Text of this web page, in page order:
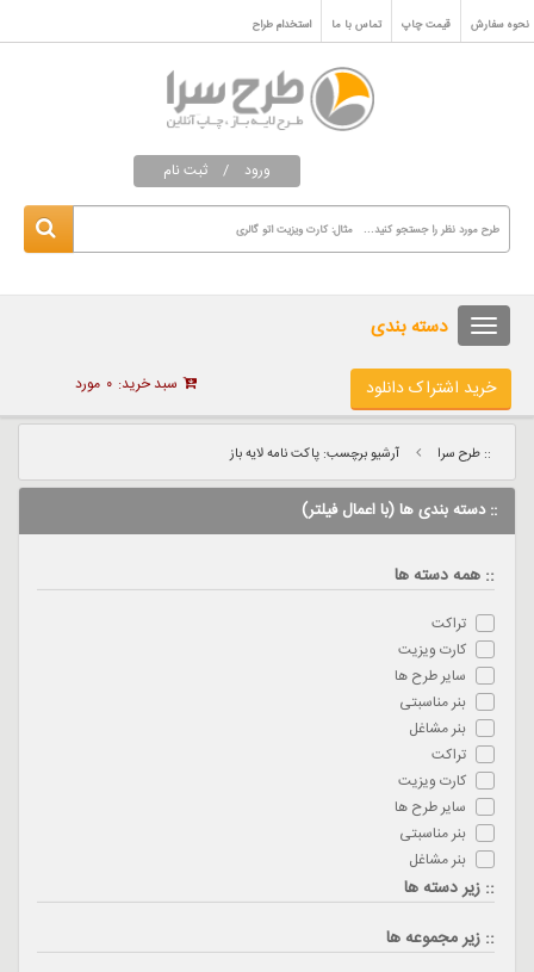
نحوه سفارش قیمت چاپ تماس با ما استخدام طراح
ورود / ثبت نام
دسته بندی
خرید اشتراک دانلود سبد خرید: ۰ مورد
:: طرح سرا آرشیو برچسب: پاکت نامه لایه باز
:: دسته بندی ها (با اعمال فیلتر)
:: همه دسته ها
تراکت
کارت ویزیت
سایر طرح ها
بنر مناسبتی
بنر مشاغل
تراکت
کارت ویزیت
سایر طرح ها
بنر مناسبتی
بنر مشاغل
:: زیر دسته ها
:: زیر مجموعه ها